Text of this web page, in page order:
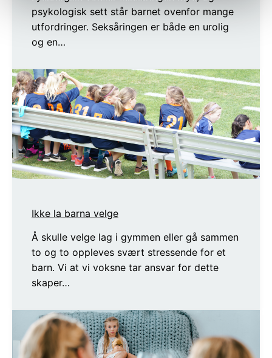
psykologisk sett står barnet ovenfor mange
utfordringer. Seksåringen er både en urolig
og en…
Ikke la barna velge
Å skulle velge lag i gymmen eller gå sammen
to og to oppleves svært stressende for et
barn. Vi at vi voksne tar ansvar for dette
skaper…